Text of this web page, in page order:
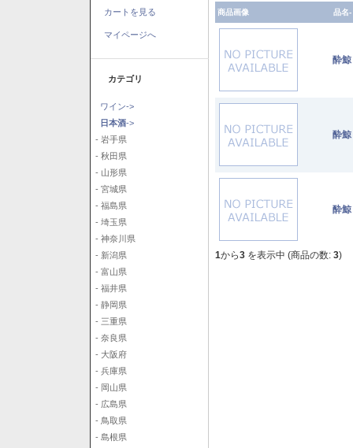
カートを見る
マイページへ
カテゴリ
ワイン->
日本酒->
- 岩手県
- 秋田県
- 山形県
- 宮城県
- 福島県
- 埼玉県
- 神奈川県
- 新潟県
- 富山県
- 福井県
- 静岡県
- 三重県
- 奈良県
- 大阪府
- 兵庫県
- 岡山県
- 広島県
- 鳥取県
- 島根県
商品画像 品名-
酔
酔
酔
1から3 を表示中 (商品の数: 3)